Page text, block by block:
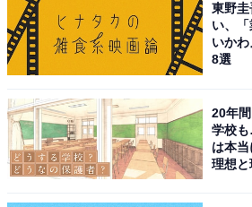
画像出典：テレビ朝日『家政夫のミタゾノ』公
東野
い、
いか
8選
20年
学校
は本
理想